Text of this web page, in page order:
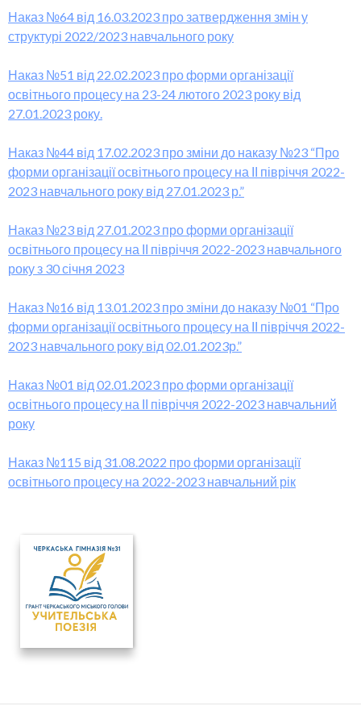
Наказ №64 від 16.03.2023 про затвердження змін у
структурі 2022/2023 навчального року
Наказ №51 від 22.02.2023 про форми організації
освітнього процесу на 23-24 лютого 2023 року від
27.01.2023 року.
Наказ №44 від 17.02.2023 про зміни до наказу №23 “Про
форми організації освітнього процесу на ІІ півріччя 2022-
2023 навчального року від 27.01.2023 р.”
Наказ №23 від 27.01.2023 про форми організації
освітнього процесу на ІІ півріччя 2022-2023 навчального
року з 30 січня 2023
Наказ №16 від 13.01.2023 про зміни до наказу №01 “Про
форми організації освітнього процесу на ІІ півріччя 2022-
2023 навчального року від 02.01.2023р.”
Наказ №01 від 02.01.2023 про форми організації
освітнього процесу на ІІ півріччя 2022-2023 навчальний
року
Наказ №115 від 31.08.2022 про форми організації
освітнього процесу на 2022-2023 навчальний рік